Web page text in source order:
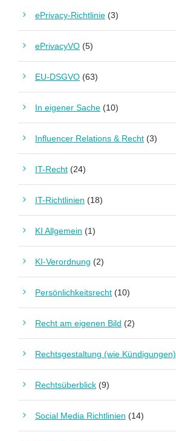
ePrivacy-Richtlinie (3)
ePrivacyVO (5)
EU-DSGVO (63)
In eigener Sache (10)
Influencer Relations & Recht (3)
IT-Recht (24)
IT-Richtlinien (18)
KI Allgemein (1)
KI-Verordnung (2)
Persönlichkeitsrecht (10)
Recht am eigenen Bild (2)
Rechtsgestaltung (wie Kündigungen)
Rechtsüberblick (9)
Social Media Richtlinien (14)